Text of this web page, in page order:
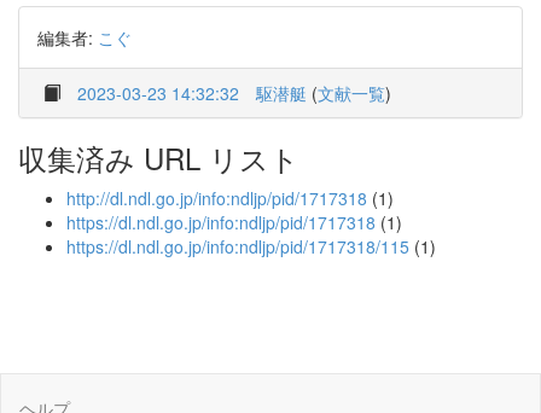
編集者: こぐ
2023-03-23 14:32:32 駆潜艇 (文献一覧)
収集済み URL リスト
http://dl.ndl.go.jp/info:ndljp/pid/1717318 (1)
https://dl.ndl.go.jp/info:ndljp/pid/1717318 (1)
https://dl.ndl.go.jp/info:ndljp/pid/1717318/115 (1)
ヘルプ